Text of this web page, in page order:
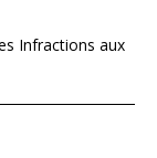
Infractions aux